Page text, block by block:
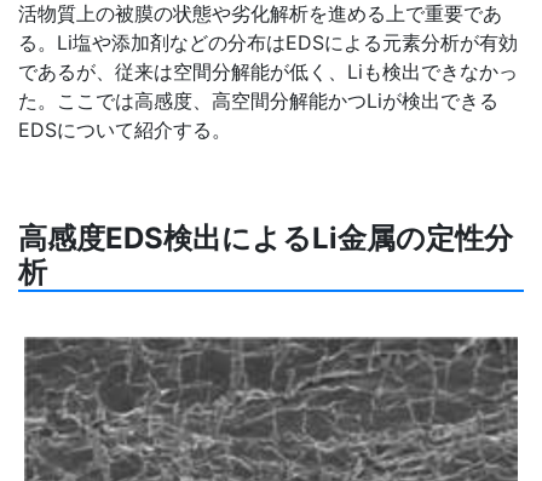
活物質上の被膜の状態や劣化解析を進める上で重要であ
る。Li塩や添加剤などの分布はEDSによる元素分析が有効
であるが、従来は空間分解能が低く、Liも検出できなかっ
た。ここでは高感度、高空間分解能かつLiが検出できる
EDSについて紹介する。
高感度EDS検出によるLi金属の定性分
析